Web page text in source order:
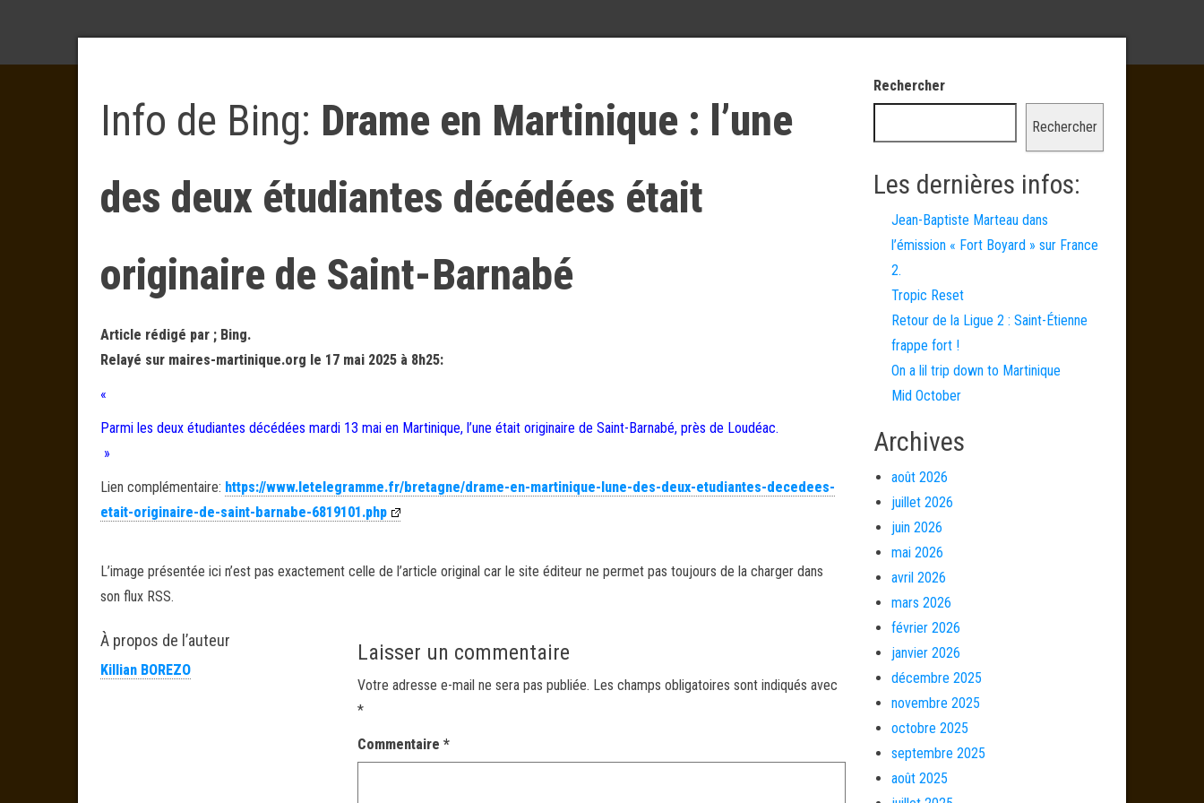
Info de Bing: Drame en Martinique : l’une
des deux étudiantes décédées était
originaire de Saint-Barnabé
Article rédigé par ; Bing.
Relayé sur maires-martinique.org le 17 mai 2025 à 8h25:
«
Parmi les deux étudiantes décédées mardi 13 mai en Martinique, l’une était originaire de Saint-Barnabé, près de Loudéac.
»
Lien complémentaire: https://www.letelegramme.fr/bretagne/drame-en-martinique-lune-des-deux-etudiantes-decedees-
etait-originaire-de-saint-barnabe-6819101.php
L’image présentée ici n’est pas exactement celle de l’article original car le site éditeur ne permet pas toujours de la charger dans
son flux RSS.
À propos de l’auteur
Killian BOREZO
Laisser un commentaire
Votre adresse e-mail ne sera pas publiée. Les champs obligatoires sont indiqués avec
*
Commentaire*
Rechercher
Rechercher
Les dernières infos:
Jean-Baptiste Marteau dans
l’émission « Fort Boyard » sur France
2.
Tropic Reset
Retour de la Ligue 2 : Saint-Étienne
frappe fort !
On a lil trip down to Martinique
Mid October
Archives
août 2026
juillet 2026
juin 2026
mai 2026
avril 2026
mars 2026
février 2026
janvier 2026
décembre 2025
novembre 2025
octobre 2025
septembre 2025
août 2025